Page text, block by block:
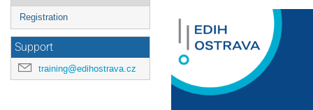
menu
Registration
Support
training@edihostrava.cz